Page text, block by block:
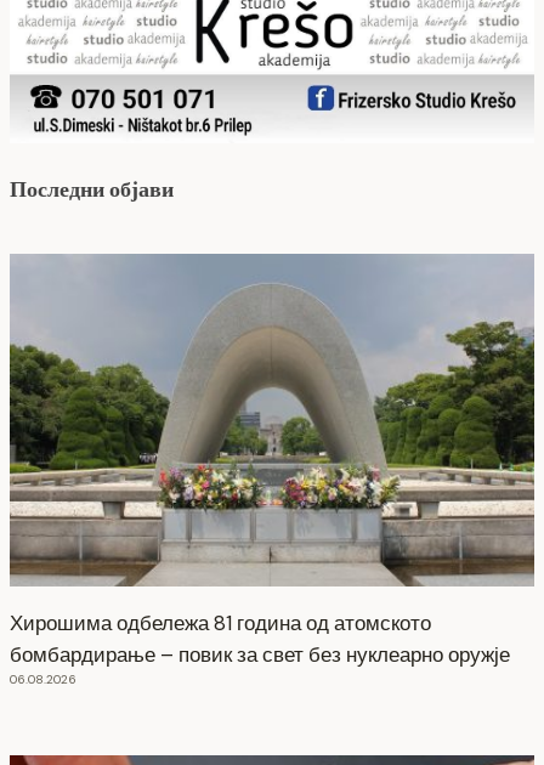
Последни објави
Хирошима одбележа 81 година од атомското
бомбардирање – повик за свет без нуклеарно оружје
06.08.2026